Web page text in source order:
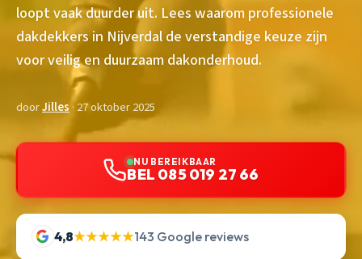
loopt vaak duurder uit. Lees waarom professionele
dakdekkers in Nijverdal de verstandige keuze zijn
voor veilig en duurzaam dakonderhoud.
doorJilles · 27 oktober 2025
NU BEREIKBAAR
BEL 085 019 27 66
4,8★★★★★143 Google reviews